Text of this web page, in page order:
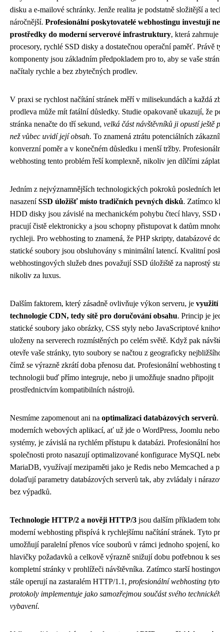
disku a e-mailové schránky. Jenže realita je podstatně složitější a
náročnější. Profesionální poskytovatelé webhostingu investují
prostředky do moderní serverové infrastruktury, která
procesory, rychlé SSD disky a dostatečnou operační paměť. Právě
komponenty jsou základním předpokladem pro to, aby se vaše
načítaly rychle a bez zbytečných prodlev.
V praxi se rychlost načítání stránek měří v milisekundách a každá
prodleva může mít fatální důsledky. Studie opakovaně ukazují, že
stránka nenačte do tří sekund, velká část návštěvníků ji opustí ještě
než vůbec uvidí její obsah. To znamená ztrátu potenciálních
konverzní poměr a v konečném důsledku i menší tržby.
webhosting tento problém řeší komplexně, nikoliv jen dílčími
Jedním z nejvýznamnějších technologických pokroků posledních
nasazeníSSD úložišť místo tradičních pevných disků. Zatímco
HDD disky jsou závislé na mechanickém pohybu čtecí hlavy, SSD
pracují čistě elektronicky a jsou schopny přistupovat k datům
rychleji. Pro webhosting to znamená, že PHP skripty, databázové
statické soubory jsou obsluhovány s minimální latencí. Kvalitní
webhostingových služeb dnes považují SSD úložiště za naprostý
nikoliv za luxus.
Dalším faktorem, který zásadně ovlivňuje výkon serveru, je využití
technologie CDN, tedy sítě pro doručování obsahu. Princip je
statické soubory jako obrázky, CSS styly nebo JavaScriptové
uloženy na serverech rozmístěných po celém světě. Když pak
otevře vaše stránky, tyto soubory se načtou z geograficky
čímž se výrazně zkrátí doba přenosu dat. Profesionální webhosting
technologii buď přímo integruje, nebo ji umožňuje snadno připojit
prostřednictvím kompatibilních nástrojů.
Nesmíme zapomenout ani na optimalizaci databázových serverů
moderních webových aplikací, ať už jde o WordPress, Joomlu
systémy, je závislá na rychlém přístupu k databázi. Profesionální
společnosti proto nasazují optimalizované konfigurace MySQL
MariaDB, využívají mezipaměti jako je Redis nebo Memcached a
dolaďují parametry databázových serverů tak, aby zvládaly i
bez výpadků.
Technologie HTTP/2 a nověji HTTP/3 jsou dalším příkladem
moderní webhosting přispívá k rychlejšímu načítání stránek. Tyto
umožňují paralelní přenos více souborů v rámci jednoho spojení,
hlavičky požadavků a celkově výrazně snižují dobu potřebnou k
kompletní stránky v prohlížeči návštěvníka. Zatímco starší
stále operují na zastaralém HTTP/1.1, profesionální webhosting
protokoly implementuje jako samozřejmou součást svého
vybavení.